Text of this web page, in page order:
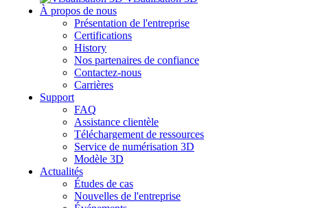
À propos de nous
Présentation de l'entreprise
Certifications
History
Nos partenaires de confiance
Contactez-nous
Carrières
Support
FAQ
Assistance clientèle
Téléchargement de ressources
Service de numérisation 3D
Modèle 3D
Actualités
Études de cas
Nouvelles de l'entreprise